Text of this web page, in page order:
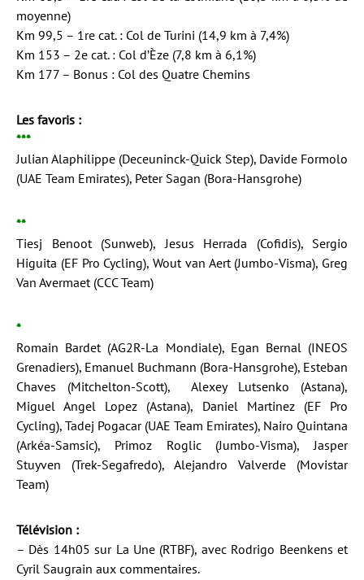
moyenne)
Km 99,5 – 1re cat. : Col de Turini (14,9 km à 7,4%)
Km 153 – 2e cat. : Col d’Èze (7,8 km à 6,1%)
Km 177 – Bonus : Col des Quatre Chemins
Les favoris :
***
Julian Alaphilippe (Deceuninck-Quick Step), Davide Formolo
(UAE Team Emirates), Peter Sagan (Bora-Hansgrohe)
**
Tiesj Benoot (Sunweb), Jesus Herrada (Cofidis), Sergio
Higuita (EF Pro Cycling), Wout van Aert (Jumbo-Visma), Greg
Van Avermaet (CCC Team)
*
Romain Bardet (AG2R-La Mondiale), Egan Bernal (INEOS
Grenadiers), Emanuel Buchmann (Bora-Hansgrohe), Esteban
Chaves (Mitchelton-Scott), Alexey Lutsenko (Astana),
Miguel Angel Lopez (Astana), Daniel Martinez (EF Pro
Cycling), Tadej Pogacar (UAE Team Emirates), Nairo Quintana
(Arkéa-Samsic), Primoz Roglic (Jumbo-Visma), Jasper
Stuyven (Trek-Segafredo), Alejandro Valverde (Movistar
Team)
Télévision :
– Dès 14h05 sur La Une (RTBF), avec Rodrigo Beenkens et
Cyril Saugrain aux commentaires.